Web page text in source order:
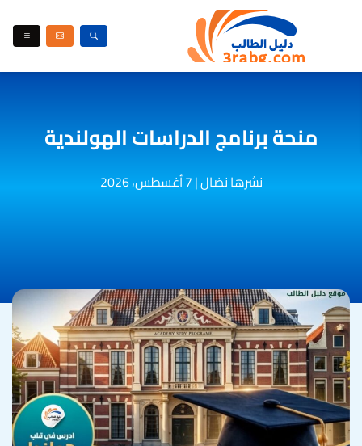
منحة برنامج الدراسات الهولندية
نشرها نضال|7 أغسطس، 2026